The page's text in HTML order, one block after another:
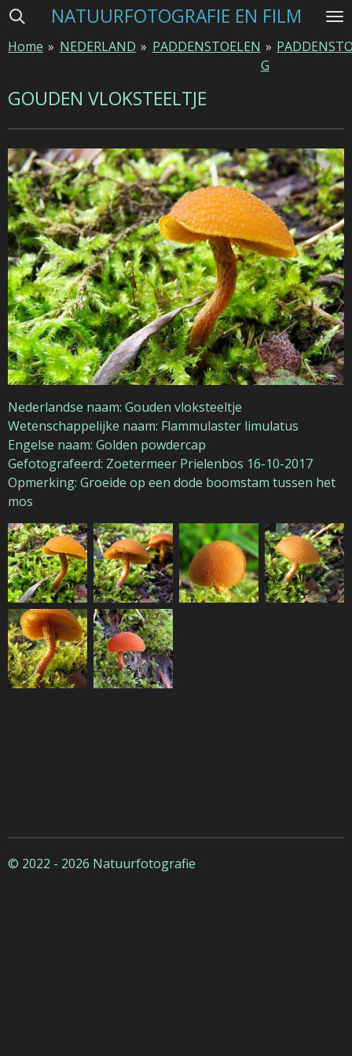
Ga
naar
hoofdinhoud
NATUURFOTOGRAFIE EN FILM
Home » NEDERLAND » PADDENSTOELEN »
G
GOUDEN VLOKSTEELTJE
Nederlandse naam: Gouden vloksteeltje
Wetenschappelijke naam: Flammulaster limulatus
Engelse naam: Golden powdercap
Gefotografeerd: Zoetermeer Prielenbos 16-10-2017
Opmerking: Groeide op een dode boomstam tussen het
mos
© 2022 - 2026 Natuurfotografie